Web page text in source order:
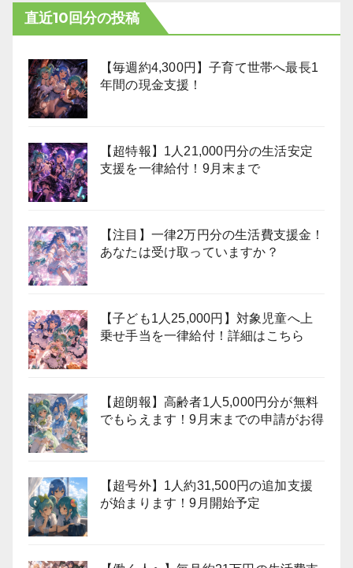
直近10回分の投稿
【毎週約4,300円】子育て世帯へ最長1
年間の現金支援！
【超特報】1人21,000円分の生活安定
支援を一律給付！9月末まで
【注目】一律2万円分の生活費支援金！
あなたは受け取っていますか？
【子ども1人25,000円】対象児童へ上
乗せ手当を一律給付！詳細はこちら
【超朗報】高齢者1人5,000円分が無料
でもらえます！9月末までの申請がお得
【超号外】1人約31,500円の追加支援
が始まります！9月開始予定